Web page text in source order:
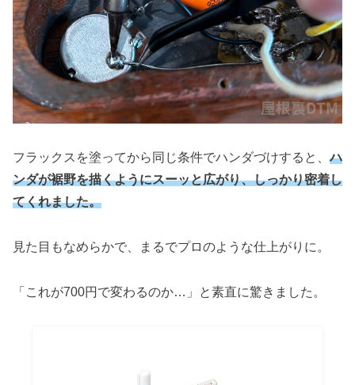
フラックスを塗ってから同じ条件でハンダづけすると、ハ
ンダが裾野を描くようにスーッと広がり、しっかり密着し
てくれました。
見た目もなめらかで、まるでプロのような仕上がりに。
「これが700円で変わるのか…」と素直に驚きました。